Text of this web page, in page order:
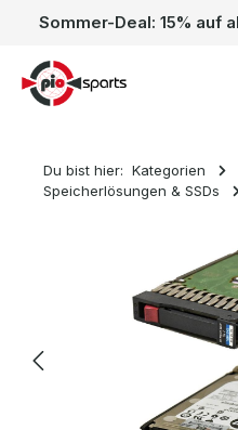
Zum Hauptinhalt springen
Du bist hier: Kategorien
Speicherlösungen & SSDs